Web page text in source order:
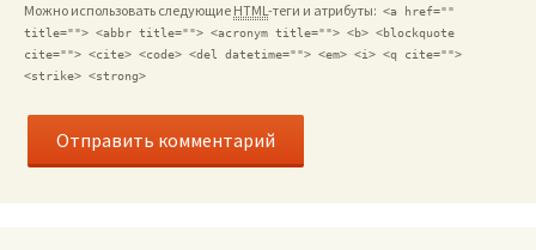
Можно использовать следующие HTML-теги и атрибуты: <a href=""
title=""> <abbr title=""> <acronym title=""> <b> <blockquote
cite=""> <cite> <code> <del datetime=""> <em> <i> <q cite="">
<strike> <strong>